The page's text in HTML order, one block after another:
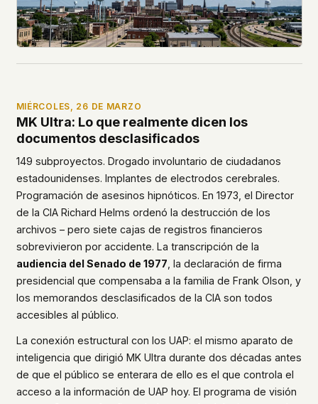
MIÉRCOLES, 26 DE MARZO
MK Ultra: Lo que realmente dicen los
documentos desclasificados
149 subproyectos. Drogado involuntario de ciudadanos
estadounidenses. Implantes de electrodos cerebrales.
Programación de asesinos hipnóticos. En 1973, el Director
de la CIA Richard Helms ordenó la destrucción de los
archivos – pero siete cajas de registros financieros
sobrevivieron por accidente. La transcripción de la
audiencia del Senado de 1977 , la declaración de firma
presidencial que compensaba a la familia de Frank Olson, y
los memorandos desclasificados de la CIA son todos
accesibles al público.
La conexión estructural con los UAP: el mismo aparato de
inteligencia que dirigió MK Ultra durante dos décadas antes
de que el público se enterara de ello es el que controla el
acceso a la información de UAP hoy. El programa de visión